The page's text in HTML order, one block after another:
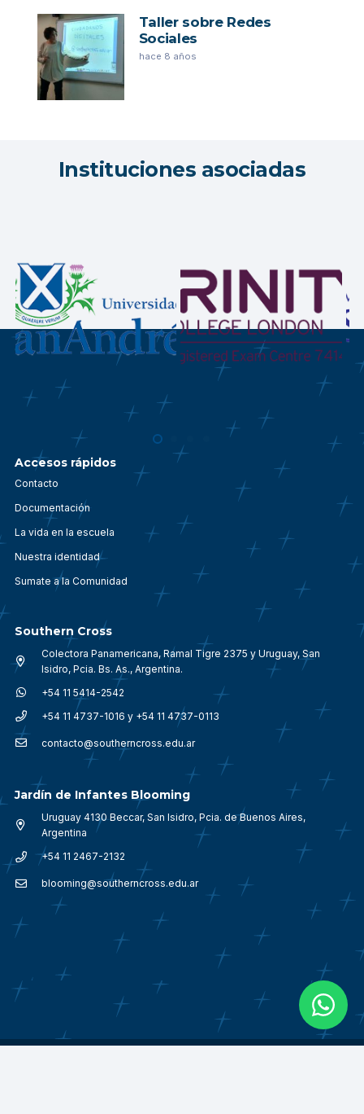
Taller sobre Redes
Sociales
hace 8 años
Instituciones asociadas
Accesos rápidos
Contacto
Documentación
La vida en la escuela
Nuestra identidad
Sumate a la Comunidad
Southern Cross
Colectora Panamericana, Ramal Tigre 2375 y Uruguay, San
Isidro, Pcia. Bs. As., Argentina.
+54 11 5414-2542
+54 11 4737-1016 y +54 11 4737-0113
contacto@southerncross.edu.ar
Jardín de Infantes Blooming
Uruguay 4130 Beccar, San Isidro, Pcia. de Buenos Aires,
Argentina
+54 11 2467-2132
blooming@southerncross.edu.ar